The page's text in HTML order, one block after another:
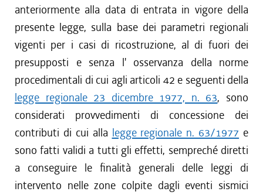
anteriormente alla data di entrata in vigore della
presente legge, sulla base dei parametri regionali
vigenti per i casi di ricostruzione, al di fuori dei
presupposti e senza l' osservanza della norme
procedimentali di cui agli articoli 42 e seguenti della
legge regionale 23 dicembre 1977, n. 63, sono
considerati provvedimenti di concessione dei
contributi di cui alla legge regionale n. 63/1977 e
sono fatti validi a tutti gli effetti, sempreché diretti
a conseguire le finalità generali delle leggi di
intervento nelle zone colpite dagli eventi sismici